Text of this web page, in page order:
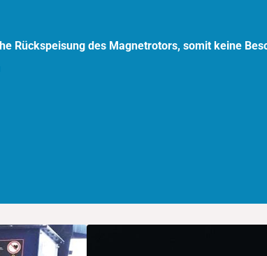
Rückspeisung des Magnetrotors, somit keine